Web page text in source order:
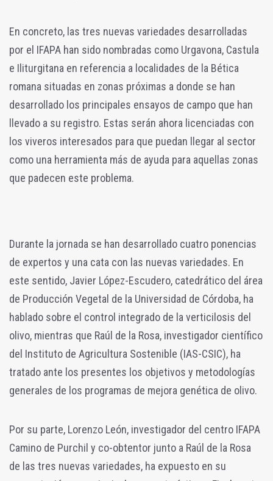
En concreto, las tres nuevas variedades desarrolladas
por el IFAPA han sido nombradas como Urgavona, Castula
e Iliturgitana en referencia a localidades de la Bética
romana situadas en zonas próximas a donde se han
desarrollado los principales ensayos de campo que han
llevado a su registro. Estas serán ahora licenciadas con
los viveros interesados para que puedan llegar al sector
como una herramienta más de ayuda para aquellas zonas
que padecen este problema.
Durante la jornada se han desarrollado cuatro ponencias
de expertos y una cata con las nuevas variedades. En
este sentido, Javier López-Escudero, catedrático del área
de Producción Vegetal de la Universidad de Córdoba, ha
hablado sobre el control integrado de la verticilosis del
olivo, mientras que Raúl de la Rosa, investigador científico
del Instituto de Agricultura Sostenible (IAS-CSIC), ha
tratado ante los presentes los objetivos y metodologías
generales de los programas de mejora genética de olivo.
Por su parte, Lorenzo León, investigador del centro IFAPA
Camino de Purchil y co-obtentor junto a Raúl de la Rosa
de las tres nuevas variedades, ha expuesto en su